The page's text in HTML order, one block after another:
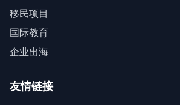
移民项目
国际教育
企业出海
友情链接